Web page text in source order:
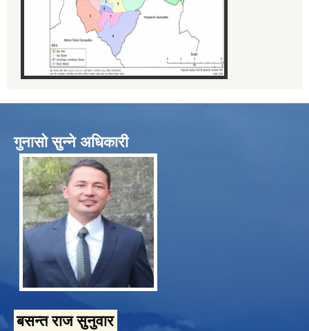
गुनासो सुन्ने अधिकारी
बसन्त राज सुनुवार